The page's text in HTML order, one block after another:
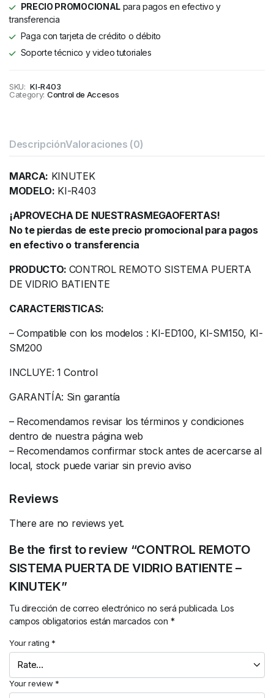
PRECIO PROMOCIONALpara pagos en efectivo y
transferencia
Paga con tarjeta de crédito o débito
Soporte técnico y video tutoriales
SKU: KI-R403
Category: Control de Accesos
DescripciónValoraciones (0)
MARCA: KINUTEK
MODELO: KI-R403
¡APROVECHA DE NUESTRASMEGAOFERTAS!
No te pierdas de este precio promocional para pagos
en efectivo o transferencia
PRODUCTO: CONTROL REMOTO SISTEMA PUERTA
DE VIDRIO BATIENTE
CARACTERISTICAS:
– Compatible con los modelos : KI-ED100, KI-SM150, KI-
SM200
INCLUYE: 1 Control
GARANTÍA: Sin garantía
– Recomendamos revisar los términos y condiciones
dentro de nuestra página web
– Recomendamos confirmar stock antes de acercarse al
local, stock puede variar sin previo aviso
Reviews
There are no reviews yet.
Be the first to review “CONTROL REMOTO
SISTEMA PUERTA DE VIDRIO BATIENTE –
KINUTEK”
Tu dirección de correo electrónico no será publicada. Los
campos obligatorios están marcados con *
Your rating *
Your review *